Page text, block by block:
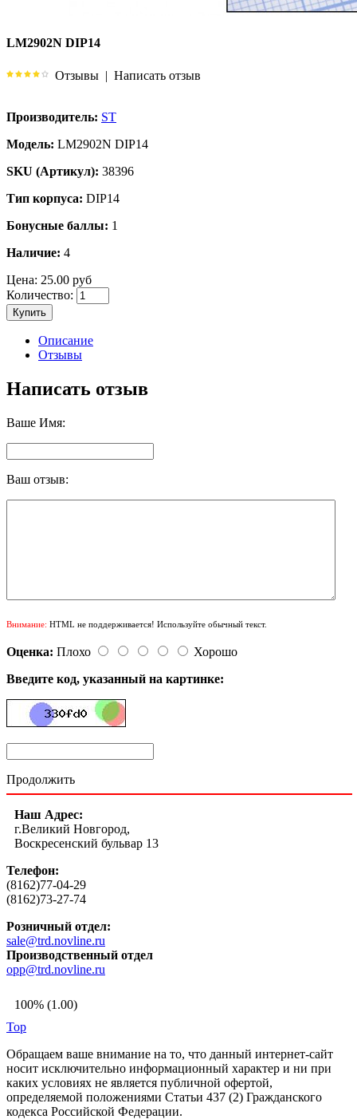
LM2902N DIP14
Отзывы | Написать отзыв
Производитель: ST
Модель: LM2902N DIP14
SKU (Артикул): 38396
Тип корпуса: DIP14
Бонусные баллы: 1
Наличие: 4
Цена: 25.00 руб
Количество:
Купить
Описание
Отзывы
Написать отзыв
Ваше Имя:
Ваш отзыв:
Внимание: HTML не поддерживается! Используйте обычный текст.
Оценка: Плохо
Хорошо
Введите код, указанный на картинке:
Продолжить
Наш Адрес:
г.Великий Новгород,
Воскресенский бульвар 13
Телефон:
(8162)77-04-29
(8162)73-27-74
Розничный отдел:
sale@trd.novline.ru
Производственный отдел
opp@trd.novline.ru
100% (1.00)
Top
Обращаем ваше внимание на то, что данный интернет-сайт
носит исключительно информационный характер и ни при
каких условиях не является публичной офертой,
определяемой положениями Статьи 437 (2) Гражданского
кодекса Российской Федерации.